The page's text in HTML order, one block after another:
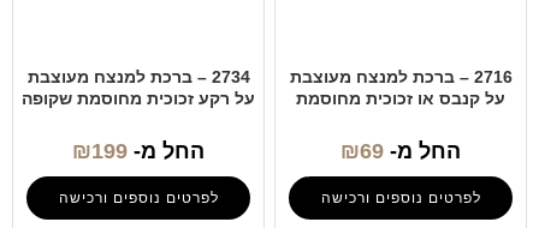
2716 – ברכת למנצח מעוצבת
על קנבס או זכוכית מחוסמת
החל מ- ₪69
לפרטים נוספים ורכישה
2734 – ברכת למנצח מעוצבת
על רקע זכוכית מחוסמת שקופה
החל מ- ₪199
לפרטים נוספים ורכישה